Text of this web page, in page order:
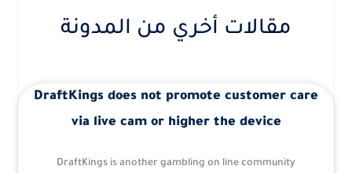
مقالات أخري من المدونة
DraftKings does not promote customer care
via live cam or higher the device
DraftKings is another gambling on line community